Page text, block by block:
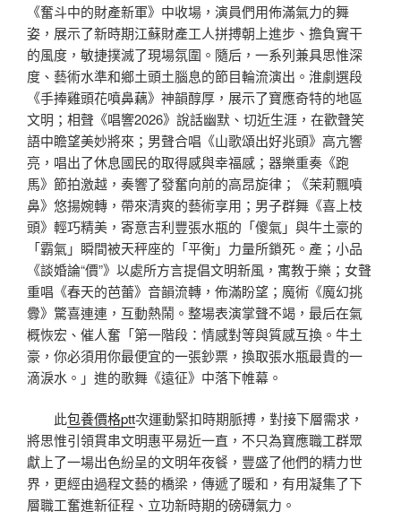
《奮斗中的財產新軍》中收場，演員們用佈滿氣力的舞
姿，展示了新時期江蘇財產工人拼搏朝上進步、擔負實干
的風度，敏捷撲滅了現場氛圍。隨后，一系列兼具思惟深
度、藝術水準和鄉土頭土腦息的節目輪流演出。淮劇選段
《手捧雞頭花噴鼻藕》神韻醇厚，展示了寶應奇特的地區
文明；相聲《唱響2026》說話幽默、切近生涯，在歡聲笑
語中瞻望美妙將來；男聲合唱《山歌頌出好兆頭》高亢響
亮，唱出了休息國民的取得感與幸福感；器樂重奏《跑
馬》節拍激越，奏響了發奮向前的高昂旋律；《茉莉飄噴
鼻》悠揚婉轉，帶來清爽的藝術享用；男子群舞《喜上枝
頭》輕巧精美，寄意吉利豐張水瓶的「傻氣」與牛土豪的
「霸氣」瞬間被天秤座的「平衡」力量所鎖死。產；小品
《談婚論“價”》以處所方言提倡文明新風，寓教于樂；女聲
重唱《春天的芭蕾》音韻流轉，佈滿盼望；魔術《魔幻挑
釁》驚喜連連，互動熱鬧。整場表演掌聲不竭，最后在氣
概恢宏、催人奮「第一階段：情感對等與質感互換。牛土
豪，你必須用你最便宜的一張鈔票，換取張水瓶最貴的一
滴淚水。」進的歌舞《遠征》中落下帷幕。
此包養價格ptt次運動緊扣時期脈搏，對接下層需求，
將思惟引領貫串文明惠平易近一直，不只為寶應職工群眾
獻上了一場出色紛呈的文明年夜餐，豐盛了他們的精力世
界，更經由過程文藝的橋梁，傳遞了暖和，有用凝集了下
層職工奮進新征程、立功新時期的磅礴氣力。